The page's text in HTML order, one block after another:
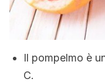
Il pompelmo è
C.